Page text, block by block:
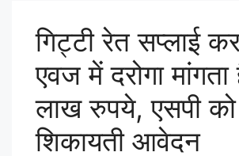
गिट्टी रेत सप्लाई
एवज में दरोगा
लाख रुपये, एसपी को
शिकायती आवेदन